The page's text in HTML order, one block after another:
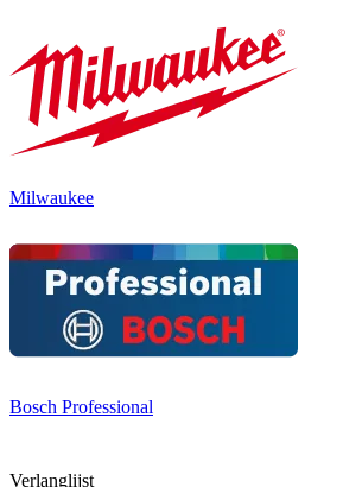
Milwaukee
Bosch Professional
Verlanglijst